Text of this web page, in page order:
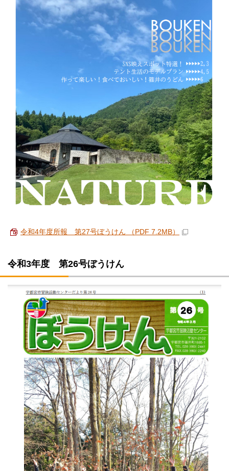
令和4年度所報 第27号ぼうけん （PDF 7.2MB）
令和3年度 第26号ぼうけん